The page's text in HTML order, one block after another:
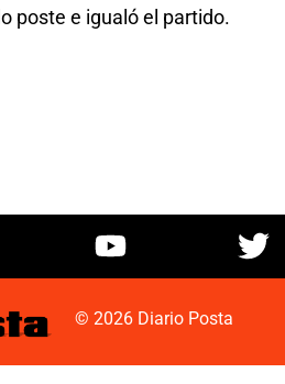
poste e igualó el partido.
© 2026 Diario Posta